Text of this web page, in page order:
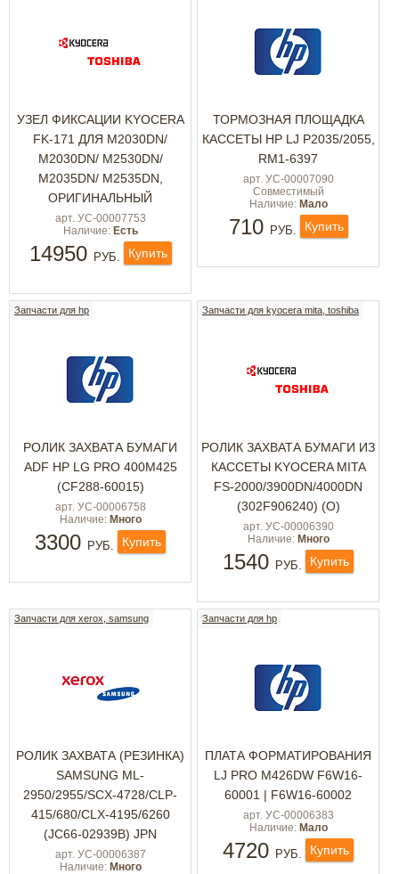
УЗЕЛ ФИКСАЦИИ KYOCERA
FK-171 ДЛЯ M2030DN/
M2030DN/ M2530DN/
M2035DN/ M2535DN,
ОРИГИНАЛЬНЫЙ
арт. УС-00007753
Наличие: Есть
14950 РУБ. Купить
ТОРМОЗНАЯ ПЛОЩАДКА
КАССЕТЫ HP LJ P2035/2055,
RM1-6397
арт. УС-00007090
Совместимый
Наличие: Мало
710 РУБ. Купить
Запчасти для hp
РОЛИК ЗАХВАТА БУМАГИ
ADF HP LG PRO 400M425
(CF288-60015)
арт. УС-00006758
Наличие: Много
3300 РУБ. Купить
Запчасти для kyocera mita, toshiba
РОЛИК ЗАХВАТА БУМАГИ ИЗ
КАССЕТЫ KYOCERA MITA
FS-2000/3900DN/4000DN
(302F906240) (O)
арт. УС-00006390
Наличие: Много
1540 РУБ. Купить
Запчасти для xerox, samsung
РОЛИК ЗАХВАТА (РЕЗИНКА)
SAMSUNG ML-
2950/2955/SCX-4728/CLP-
415/680/CLX-4195/6260
(JC66-02939B) JPN
арт. УС-00006387
Наличие: Много
Запчасти для hp
ПЛАТА ФОРМАТИРОВАНИЯ
LJ PRO M426DW F6W16-
60001 | F6W16-60002
арт. УС-00006383
Наличие: Мало
4720 РУБ. Купить